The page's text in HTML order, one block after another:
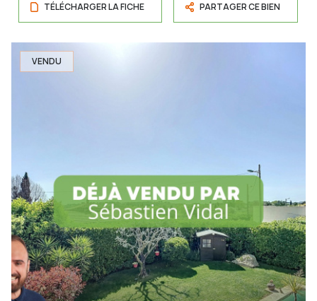
TÉLÉCHARGER LA FICHE PARTAGER CE BIEN
VENDU